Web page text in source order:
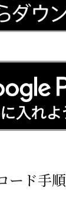
ード手順